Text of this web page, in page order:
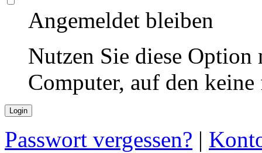
Angemeldet bleiben
Nutzen Sie diese
Computer, auf den
Passwort vergessen? |